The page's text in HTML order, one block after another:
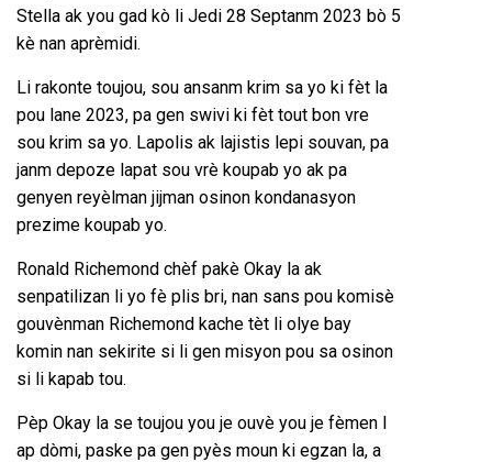
Stella ak you gad kò li Jedi 28 Septanm 2023 bò 5
kè nan aprèmidi.
Li rakonte toujou, sou ansanm krim sa yo ki fèt la
pou lane 2023, pa gen swivi ki fèt tout bon vre
sou krim sa yo. Lapolis ak lajistis lepi souvan, pa
janm depoze lapat sou vrè koupab yo ak pa
genyen reyèlman jijman osinon kondanasyon
prezime koupab yo.
Ronald Richemond chèf pakè Okay la ak
senpatilizan li yo fè plis bri, nan sans pou komisè
gouvènman Richemond kache tèt li olye bay
komin nan sekirite si li gen misyon pou sa osinon
si li kapab tou.
Pèp Okay la se toujou you je ouvè you je fèmen l
ap dòmi, paske pa gen pyès moun ki egzan la, a